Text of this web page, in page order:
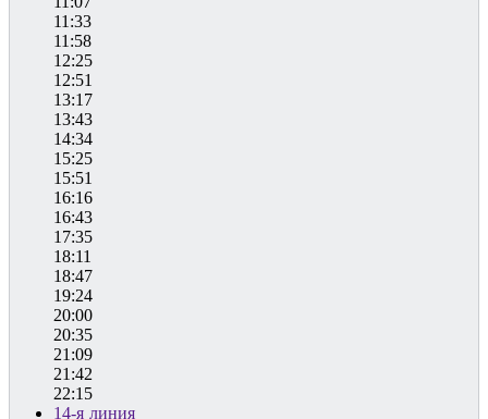
11:33
11:58
12:25
12:51
13:17
13:43
14:34
15:25
15:51
16:16
16:43
17:35
18:11
18:47
19:24
20:00
20:35
21:09
21:42
22:15
14-я линия